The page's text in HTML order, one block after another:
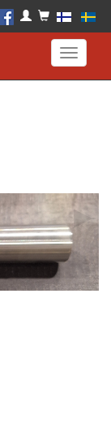
Toggle
▶